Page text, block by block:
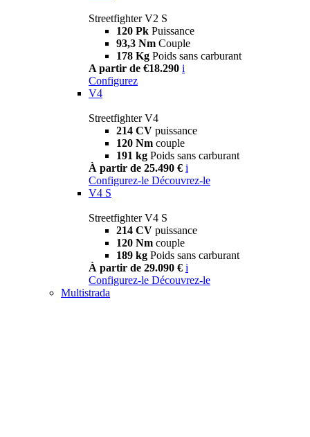
Streetfighter V2 S
120 Pk Puissance
93,3 Nm Couple
178 Kg Poids sans carburant
A partir de €18.290 i
Configurez
V4
Streetfighter V4
214 CV puissance
120 Nm couple
191 kg Poids sans carburant
À partir de 25.490 € i
Configurez-le Découvrez-le
V4 S
Streetfighter V4 S
214 CV puissance
120 Nm couple
189 kg Poids sans carburant
À partir de 29.090 € i
Configurez-le Découvrez-le
Multistrada